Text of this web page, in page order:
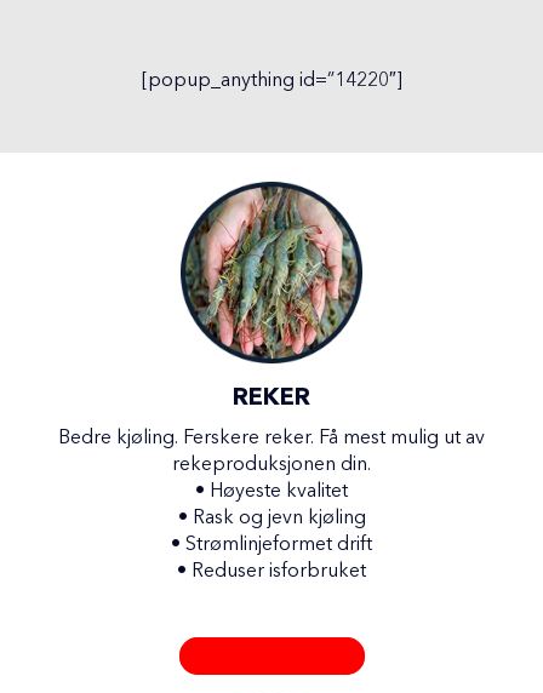
[popup_anything id=”14220″]
REKER
Bedre kjøling. Ferskere reker. Få mest mulig ut av
rekeproduksjonen din.
• Høyeste kvalitet
• Rask og jevn kjøling
• Strømlinjeformet drift
• Reduser isforbruket